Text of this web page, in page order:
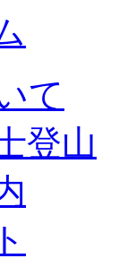
て
登山